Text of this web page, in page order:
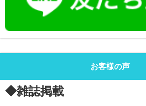
お客様の声
◆雑誌掲載